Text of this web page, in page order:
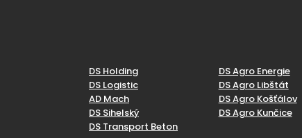
DS Holding
DS Logistic
AD Mach
DS Sihelský
DS Transport Beton
DS Agro Energie
DS Agro Libštát
DS Agro Košťálov
DS Agro Kunčice